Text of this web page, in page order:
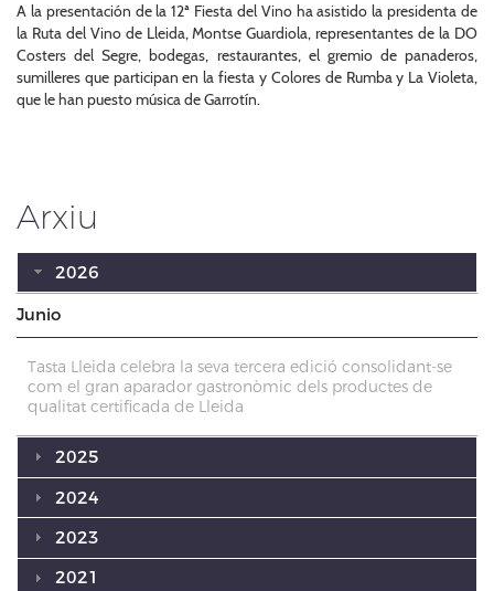
A la presentación de la 12ª Fiesta del Vino ha asistido la presidenta de
la Ruta del Vino de Lleida, Montse Guardiola, representantes de la DO
Costers del Segre, bodegas, restaurantes, el gremio de panaderos,
sumilleres que participan en la fiesta y Colores de Rumba y La Violeta,
que le han puesto música de Garrotín.
Arxiu
2026
Junio
Tasta Lleida celebra la seva tercera edició consolidant-se
com el gran aparador gastronòmic dels productes de
qualitat certificada de Lleida
2025
2024
2023
2021